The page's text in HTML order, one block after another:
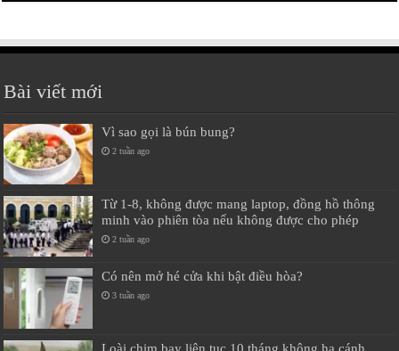
Bài viết mới
Vì sao gọi là bún bung?
2 tuần ago
Từ 1-8, không được mang laptop, đồng hồ thông
minh vào phiên tòa nếu không được cho phép
2 tuần ago
Có nên mở hé cửa khi bật điều hòa?
3 tuần ago